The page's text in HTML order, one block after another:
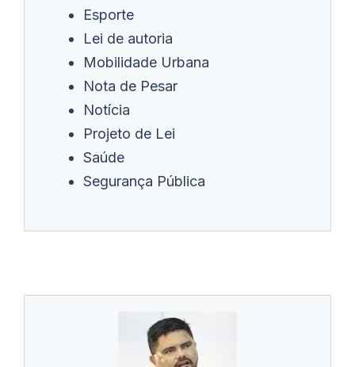
Esporte
Lei de autoria
Mobilidade Urbana
Nota de Pesar
Notícia
Projeto de Lei
Saúde
Segurança Pública